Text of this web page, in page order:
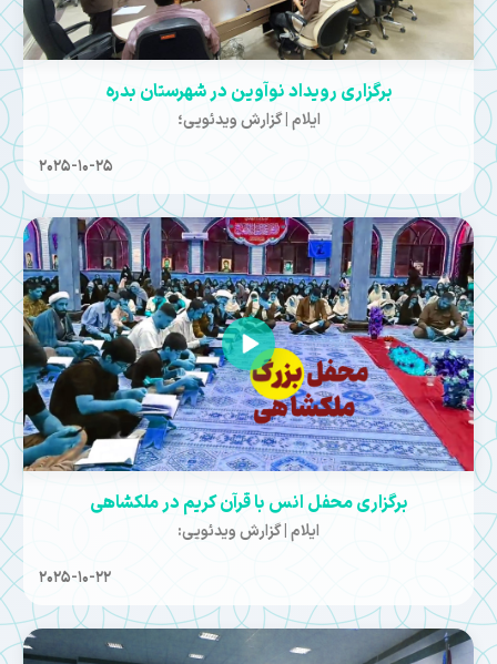
برگزاری رویداد نوآوین در شهرستان بدره
ایلام | گزارش ویدئویی؛
2025-10-25
برگزاری محفل انس با قرآن کریم در ملکشاهی
ایلام | گزارش ویدئویی:
2025-10-22